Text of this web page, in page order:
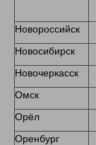
Новороссийск
Новосибирск
Новочеркасск
Омск
Орёл
Оренбург